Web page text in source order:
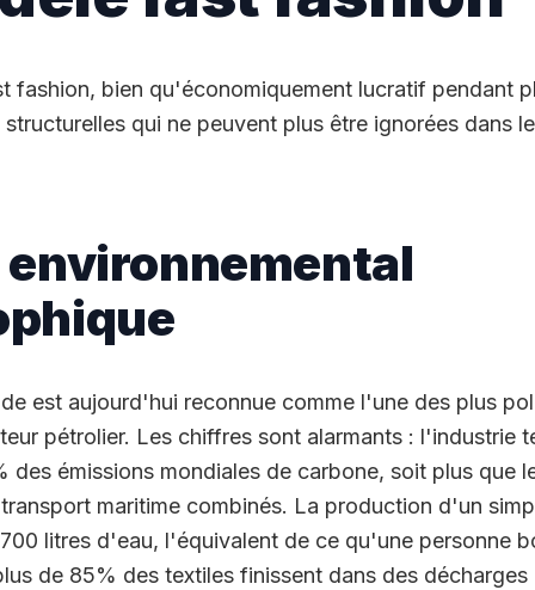
fashion, bien qu'économiquement lucratif pendant
qui ne peuvent plus être ignorées dans
environnemental
est aujourd'hui reconnue comme l'une des plus
pétrolier. Les chiffres sont alarmants : l'industrie
des émissions mondiales de carbone, soit plus que
maritime combinés. La production d'un
litres d'eau, l'équivalent de ce qu'une personne
de 85% des textiles finissent dans des décharges